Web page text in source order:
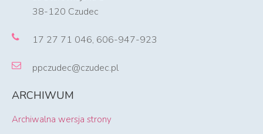
38-120 Czudec
17 27 71 046, 606-947-923
ppczudec@czudec.pl
ARCHIWUM
Archiwalna wersja strony